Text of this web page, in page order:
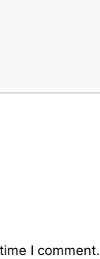
I comment.